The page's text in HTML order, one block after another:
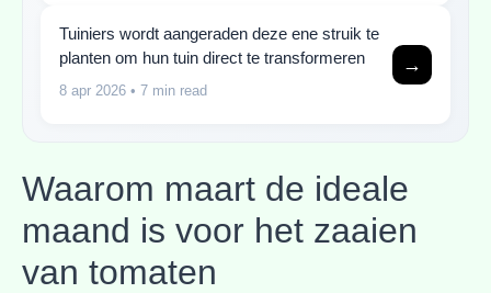
Tuiniers wordt aangeraden deze ene struik te
planten om hun tuin direct te transformeren
8 apr 2026 • 7 min read
→
Waarom maart de ideale
maand is voor het zaaien
van tomaten